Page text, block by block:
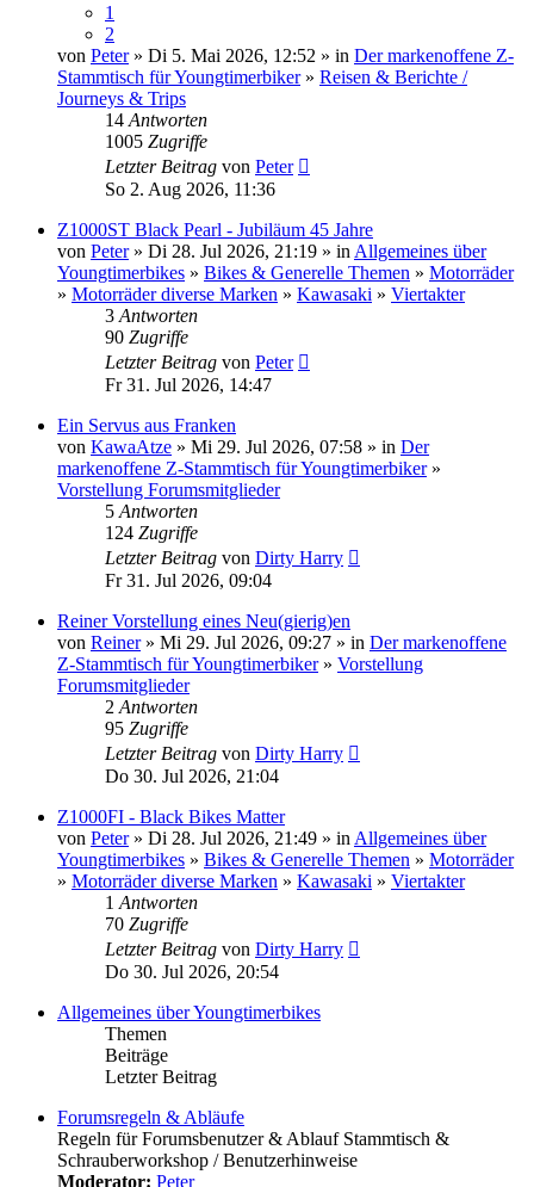
1
2
von Peter» Di 5. Mai 2026, 12:52 » in Der markenoffene Z-
Stammtisch für Youngtimerbiker» Reisen & Berichte /
Journeys & Trips
14 Antworten
1005 Zugriffe
Letzter Beitrag von Peter
So 2. Aug 2026, 11:36
Z1000ST Black Pearl - Jubiläum 45 Jahre
von Peter» Di 28. Jul 2026, 21:19 » in Allgemeines über
Youngtimerbikes » Bikes & Generelle Themen » Motorräder
» Motorräder diverse Marken » Kawasaki » Viertakter
3 Antworten
90 Zugriffe
Letzter Beitrag von Peter
Fr 31. Jul 2026, 14:47
Ein Servus aus Franken
von KawaAtze » Mi 29. Jul 2026, 07:58 » in Der
markenoffene Z-Stammtisch für Youngtimerbiker»
Vorstellung Forumsmitglieder
5 Antworten
124 Zugriffe
Letzter Beitrag von Dirty Harry
Fr 31. Jul 2026, 09:04
Reiner Vorstellung eines Neu(gierig)en
von Reiner» Mi 29. Jul 2026, 09:27 » in Der markenoffene
Z-Stammtisch für Youngtimerbiker» Vorstellung
Forumsmitglieder
2 Antworten
95 Zugriffe
Letzter Beitrag von Dirty Harry
Do 30. Jul 2026, 21:04
Z1000FI - Black Bikes Matter
von Peter» Di 28. Jul 2026, 21:49 » in Allgemeines über
Youngtimerbikes » Bikes & Generelle Themen » Motorräder
» Motorräder diverse Marken » Kawasaki » Viertakter
1 Antworten
70 Zugriffe
Letzter Beitrag von Dirty Harry
Do 30. Jul 2026, 20:54
Allgemeines über Youngtimerbikes
Themen
Beiträge
Letzter Beitrag
Forumsregeln & Abläufe
Regeln für Forumsbenutzer & Ablauf Stammtisch &
Schrauberworkshop / Benutzerhinweise
Moderator: Peter